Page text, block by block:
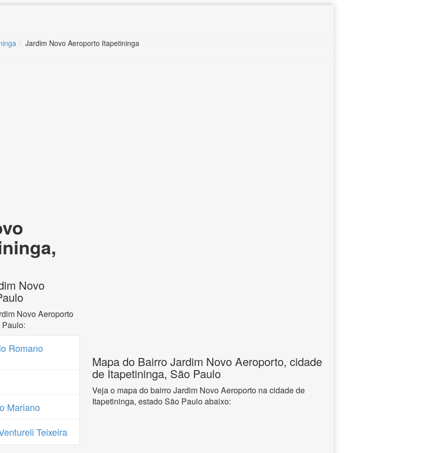
Jardim Novo Aeroporto Itapetininga
Novo
Novo Aeroporto
Romano
Mariano
Teixeira
Mapa do Bairro Jardim Novo Aeroporto, cidade
de Itapetininga, São Paulo
Veja o mapa do bairro Jardim Novo Aeroporto na cidade de
Itapetininga, estado São Paulo abaixo: